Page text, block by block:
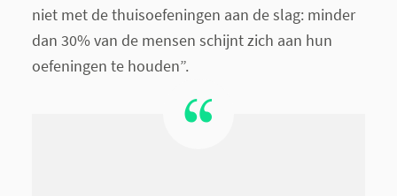
niet met de thuisoefeningen aan de slag: minder
dan 30% van de mensen schijnt zich aan hun
oefeningen te houden”.